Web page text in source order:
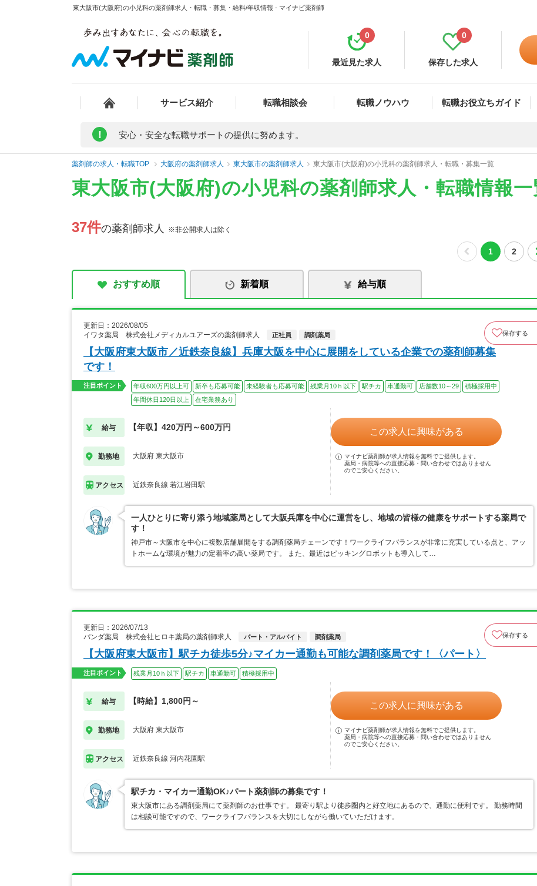
東大阪市(大阪府)の小児科の薬剤師求人・転職・募集・給料/年収情報 - マイナビ薬剤師
最近見た求人
0
保存した求人
0
サービス紹介 転職相談会 転職ノウハウ 転職お役立ちガイド
! 安心・安全な転職サポートの提供に努めます。
薬剤師の求人・転職TOP 大阪府の薬剤師求人 東大阪市の薬剤師求人 東大阪市(大阪府)の小児科の薬剤師求人・転職・募集一覧
東大阪市(大阪府)の小児科の薬剤師求人・転職情報一
37件の薬剤師求人 ※非公開求人は除く
1 2
おすすめ順 新着順 給与順
更新日：2026/08/05
イワタ薬局 株式会社メディカルユアーズの薬剤師求人
正社員 調剤薬局 保存する
【大阪府東大阪市／近鉄奈良線】兵庫大阪を中心に展開をしている企業での薬剤師募集
です！
注目ポイント 年収600万円以上可 新卒も応募可能 未経験者も応募可能 残業月10ｈ以下 駅チカ 車通勤可 店舗数10～29
積極採用中
年間休日120日以上
在宅業務あり
給与 【年収】420万円～600万円
勤務地 大阪府 東大阪市
アクセス 近鉄奈良線 若江岩田駅
この求人に興味がある
マイナビ薬剤師が求人情報を無料でご提供します。
薬局・病院等への直接応募・問い合わせではありません
のでご安心ください。
一人ひとりに寄り添う地域薬局として大阪兵庫を中心に運営をし、地域の皆様の健康をサポートする薬局で
す！
神戸市～大阪市を中心に複数店舗展開をする調剤薬局チェーンです！ワークライフバランスが非常に充実している点と、アッ
トホームな環境が魅力の定着率の高い薬局です。 また、最近はピッキングロボットも導入して…
更新日：2026/07/13
パンダ薬局 株式会社ヒロキ薬局の薬剤師求人
パート・アルバイト 調剤薬局 保存する
【大阪府東大阪市】駅チカ徒歩5分♪マイカー通勤も可能な調剤薬局です！〈パート〉
注目ポイント 残業月10ｈ以下 駅チカ 車通勤可 積極採用中
給与 【時給】1,800円～
勤務地 大阪府 東大阪市
アクセス 近鉄奈良線 河内花園駅
この求人に興味がある
マイナビ薬剤師が求人情報を無料でご提供します。
薬局・病院等への直接応募・問い合わせではありません
のでご安心ください。
駅チカ・マイカー通勤OK♪パート薬剤師の募集です！
東大阪市にある調剤薬局にて薬剤師のお仕事です。 最寄り駅より徒歩圏内と好立地にあるので、通勤に便利です。 勤務時間
は相談可能ですので、ワークライフバランスを大切にしながら働いていただけます。